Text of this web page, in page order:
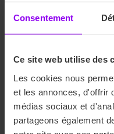
Consentement
Ce site web utilise des
Les cookies nous
et les annonces, d'offrir
médias sociaux et
partageons également
Les métiers
mode vous
Responsable des
questions. Vous pouvez
candidature en ligne
ou